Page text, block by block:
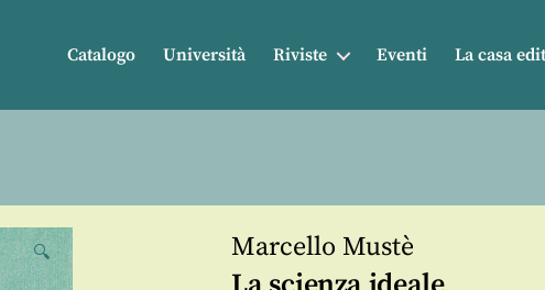
Catalogo Università Riviste Eventi La casa
🔍 Marcello Mustè